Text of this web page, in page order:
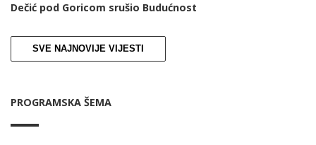
Dečić pod Goricom srušio Budućnost
SVE NAJNOVIJE VIJESTI
PROGRAMSKA ŠEMA